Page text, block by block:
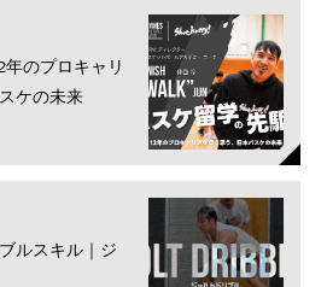
のプロキャリ
ケの未来
ルスキル｜ジ